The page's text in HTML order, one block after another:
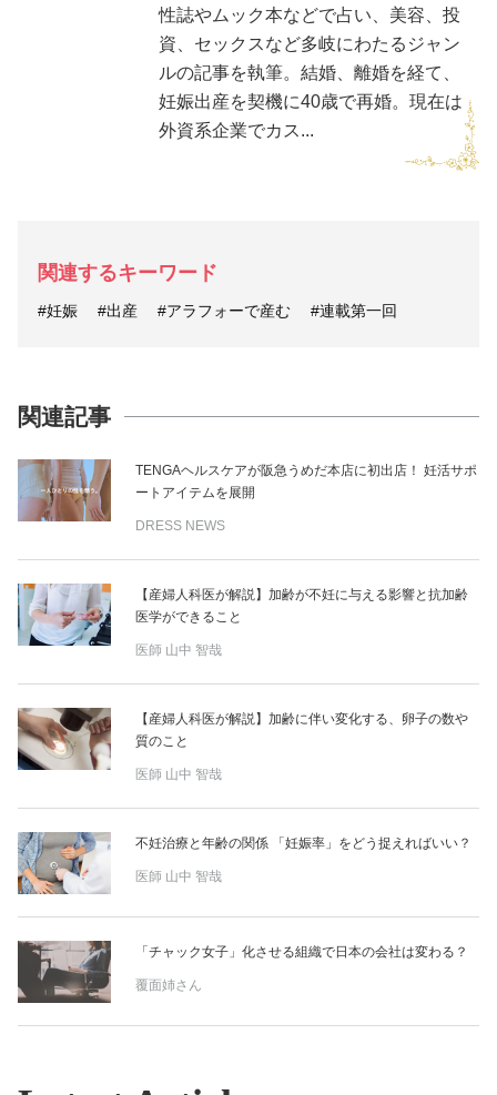
性誌やムック本などで占い、美容、投
資、セックスなど多岐にわたるジャン
ルの記事を執筆。結婚、離婚を経て、
妊娠出産を契機に40歳で再婚。現在は
外資系企業でカス...
関連するキーワード
#妊娠 #出産 #アラフォーで産む #連載第一回
関連記事
TENGAヘルスケアが阪急うめだ本店に初出店！ 妊活サポ
ートアイテムを展開
DRESS NEWS
【産婦人科医が解説】加齢が不妊に与える影響と抗加齢
医学ができること
医師 山中 智哉
【産婦人科医が解説】加齢に伴い変化する、卵子の数や
質のこと
医師 山中 智哉
不妊治療と年齢の関係 「妊娠率」をどう捉えればいい？
医師 山中 智哉
「チャック女子」化させる組織で日本の会社は変わる？
覆面姉さん